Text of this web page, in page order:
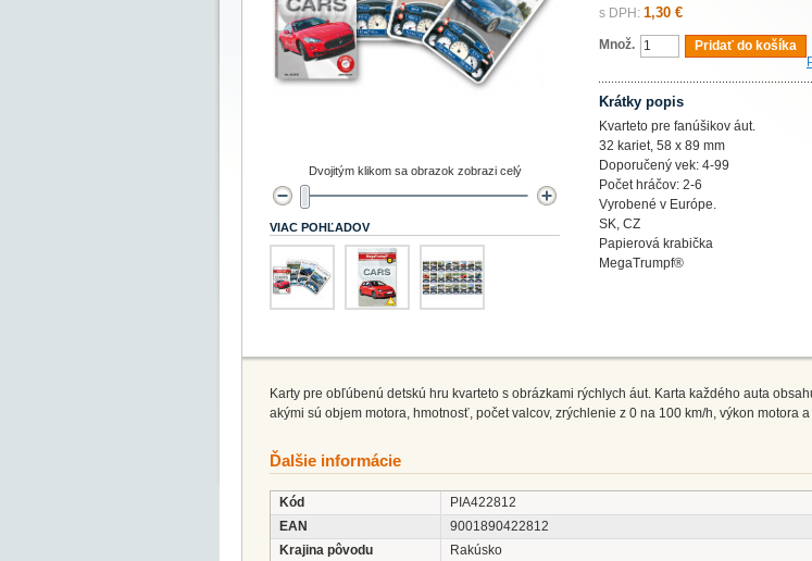
s DPH: 1,30 €
Množ. Pridať do košíka
Krátky popis
Kvarteto pre fanúšikov áut.
32 kariet, 58 x 89 mm
Doporučený vek: 4-99
Počet hráčov: 2-6
Vyrobené v Európe.
SK, CZ
Papierová krabička
MegaTrumpf®
Dvojitým klikom sa obrazok zobrazi celý
VIAC POHĽADOV
Karty pre obľúbenú detskú hru kvarteto s obrázkami rýchlych áut. Karta každého auta
akými sú objem motora, hmotnosť, počet valcov, zrýchlenie z 0 na 100 km/h, výkon motora
Ďalšie informácie
Kód
PIA422812
EAN
9001890422812
Krajina pôvodu
Rakúsko